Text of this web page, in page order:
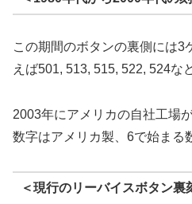
この期間のボタンの裏側には3
えば501, 513, 515, 522, 524な
2003年にアメリカの自社工場
数字はアメリカ製、6で始まる
＜現行のリーバイスボタン裏